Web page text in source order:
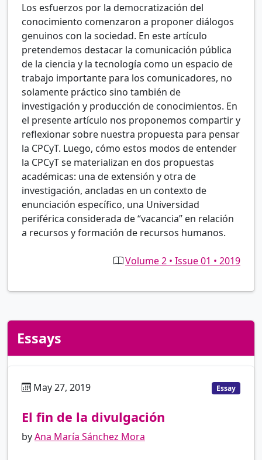
Los esfuerzos por la democratización del
conocimiento comenzaron a proponer diálogos
genuinos con la sociedad. En este artículo
pretendemos destacar la comunicación pública
de la ciencia y la tecnología como un espacio de
trabajo importante para los comunicadores, no
solamente práctico sino también de
investigación y producción de conocimientos. En
el presente artículo nos proponemos compartir y
reflexionar sobre nuestra propuesta para pensar
la CPCyT. Luego, cómo estos modos de entender
la CPCyT se materializan en dos propuestas
académicas: una de extensión y otra de
investigación, ancladas en un contexto de
enunciación específico, una Universidad
periférica considerada de “vacancia” en relación
a recursos y formación de recursos humanos.
Volume 2 • Issue 01 • 2019
Essays
May 27, 2019 Essay
El fin de la divulgación
byAna María Sánchez Mora